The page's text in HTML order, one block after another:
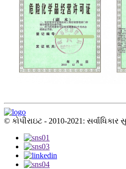
© કોપીરાઇટ - 2010-2021: સર્વાધિકાર